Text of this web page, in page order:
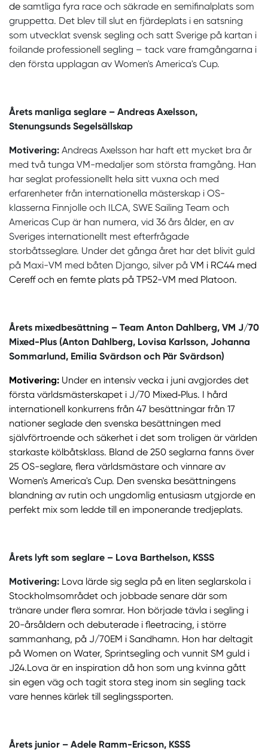
de samtliga fyra race och säkrade en semifinalplats som
gruppetta. Det blev till slut en fjärdeplats i en satsning
som utvecklat svensk segling och satt Sverige på kartan i
foilande professionell segling – tack vare framgångarna i
den första upplagan av Women's America's Cup.
Årets manliga seglare – Andreas Axelsson,
Stenungsunds Segelsällskap
Motivering: Andreas Axelsson har haft ett mycket bra år
med två tunga VM-medaljer som största framgång. Han
har seglat professionellt hela sitt vuxna och med
erfarenheter från internationella mästerskap i OS-
klasserna Finnjolle och ILCA, SWE Sailing Team och
Americas Cup är han numera, vid 36 års ålder, en av
Sveriges internationellt mest efterfrågade
storbåtsseglare. Under det gånga året har det blivit guld
på Maxi-VM med båten Django, silver på VM i RC44 med
Cereff och en femte plats på TP52-VM med Platoon.
Årets mixedbesättning – Team Anton Dahlberg, VM J/70
Mixed-Plus (Anton Dahlberg, Lovisa Karlsson, Johanna
Sommarlund, Emilia Svärdson och Pär Svärdson)
Motivering: Under en intensiv vecka i juni avgjordes det
första världsmästerskapet i J/70 Mixed‑Plus. I hård
internationell konkurrens från 47 besättningar från 17
nationer seglade den svenska besättningen med
självförtroende och säkerhet i det som troligen är världen
starkaste kölbåtsklass. Bland de 250 seglarna fanns över
25 OS-seglare, flera världsmästare och vinnare av
Women's America's Cup. Den svenska besättningens
blandning av rutin och ungdomlig entusiasm utgjorde en
perfekt mix som ledde till en imponerande tredjeplats.
Årets lyft som seglare – Lova Barthelson, KSSS
Motivering: Lova lärde sig segla på en liten seglarskola i
Stockholmsområdet och jobbade senare där som
tränare under flera somrar. Hon började tävla i segling i
20-årsåldern och debuterade i fleetracing, i större
sammanhang, på J/70EM i Sandhamn. Hon har deltagit
på Women on Water, Sprintsegling och vunnit SM guld i
J24.Lova är en inspiration då hon som ung kvinna gått
sin egen väg och tagit stora steg inom sin segling tack
vare hennes kärlek till seglingssporten.
Årets junior – Adele Ramm-Ericson, KSSS